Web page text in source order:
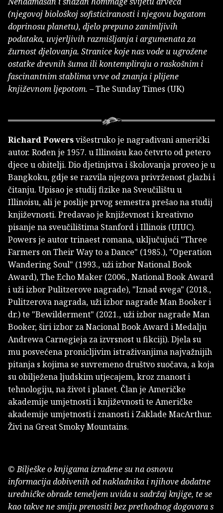
(njegovoj biološkoj sofisticiranosti i njegovu bogatom
doprinosu planetu), djelo prepuno zanimljivih
podataka, uvjerljivih razmišljanja i argumenata za
žurnost djelovanja. Stranice koje nas vode u ugrožene
ostatke drevnih šuma ili kontempliraju o raskošnim i
fascinantnim stablima vrve od znanja i plijene
književnom ljepotom. – The Sunday Times (UK)
Richard Powersvišestruko je nagrađivani američki
autor. Rođen je 1957. u Illinoisu kao četvrto od petero
djece u obitelji. Dio djetinjstva i školovanja proveo je u
Bangkoku, gdje se razvila njegova privrženost glazbi i
čitanju. Upisao je studij fizike na Sveučilištu u
Illinoisu, ali je poslije prvog semestra prešao na studij
književnosti. Predavao je književnost i kreativno
pisanje na sveučilištima Stanford i Illinois (UIUC).
Powers je autor trinaest romana, uključujući "Three
Farmers on Their Way to a Dance" (1985.), "Operation
Wandering Soul" (1993., uži izbor National Book
Award), The Echo Maker (2006., National Book Award
i uži izbor Pulitzerove nagrade), "Iznad svega" (2018.,
Pulitzerova nagrada, uži izbor nagrade Man Booker i
dr.) te "Bewilderment" (2021., uži izbor nagrade Man
Booker, širi izbor za Nacional Book Award i Medalju
Andrewa Carnegieja za izvrsnost u fikciji). Djela su
mu posvećena pronicljivim istraživanjima najvažnijih
pitanja s kojima se suvremeno društvo suočava, a koja
su obilježena ljudskim utjecajem, kroz znanost i
tehnologiju, na život i planet. Član je Američke
akademije umjetnosti i književnosti te Američke
akademije umjetnosti i znanosti i Zaklade MacArthur.
Živi na Great Smoky Mountains.
© Bilješke o knjigama izrađene su na osnovu
informacija dobivenih od nakladnika i njihove dodatne
uredničke obrade temeljem uvida u sadržaj knjige, te se
kao takve ne smiju prenositi bez prethodnog dogovora s